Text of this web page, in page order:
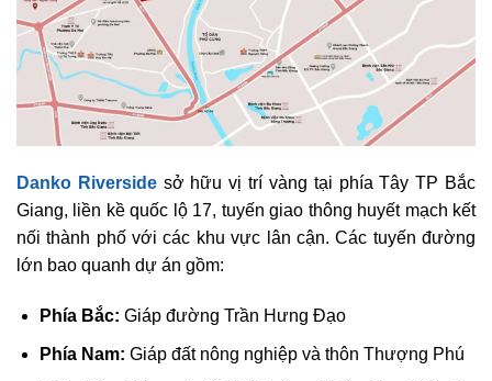
Danko Riversidesở hữu vị trí vàng tại phía Tây TP Bắc
Giang, liền kề quốc lộ 17, tuyến giao thông huyết mạch kết
nối thành phố với các khu vực lân cận. Các tuyến đường
lớn bao quanh dự án gồm:
Phía Bắc: Giáp đường Trần Hưng Đạo
Phía Nam: Giáp đất nông nghiệp và thôn Thượng Phú